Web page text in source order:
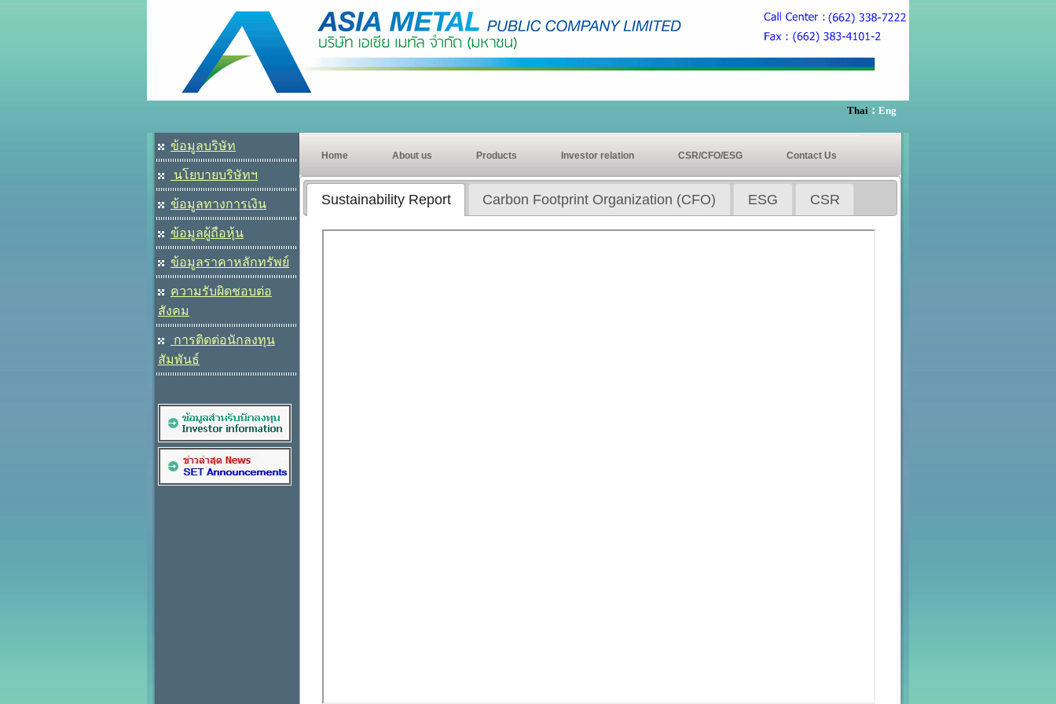
Thai : Eng
ข้อมูลบริษัท
นโยบายบริษัทฯ
ข้อมูลทางการเงิน
ข้อมูลผู้ถือหุ้น
ข้อมูลราคาหลักทรัพย์
ความรับผิดชอบต่อ
สังคม
การติดต่อนักลงทุน
สัมพันธ์
Home About us Products Investor relation CSR/CFO/ESG Contact Us
Sustainability Report Carbon Footprint Organization (CFO) ESG CSR